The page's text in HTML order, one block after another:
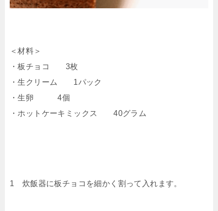
＜材料＞
・板チョコ 3枚
・生クリーム 1パック
・生卵 4個
・ホットケーキミックス 40グラム
1 炊飯器に板チョコを細かく割って入れます。